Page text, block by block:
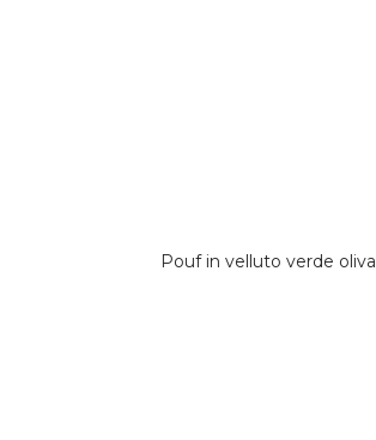
Pouf in velluto verde oliva